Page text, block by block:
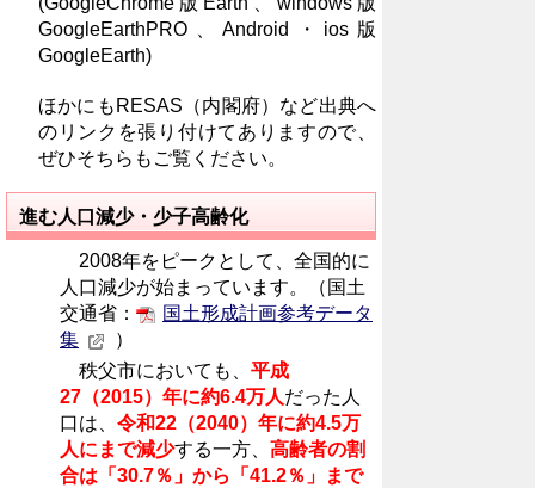
GoogleEarthPRO、Android・ios版
GoogleEarth)
ほかにもRESAS（内閣府）など出典へ
のリ ンクを張り付けてありますので、
ぜひそちらもご覧ください。
進む人口減少・少子高齢化
2008年をピークとして、全国的に
人口減少が始まっています。（国土
交通省：
国土形成計画参考データ
集
）
秩父市においても、 平成
27（2015）年に約6.4万人だった人
口は、 令和22（2040）年に約4.5万
人にまで減少する一方、 高齢者の割
合は「30.7％」から「41.2％」まで